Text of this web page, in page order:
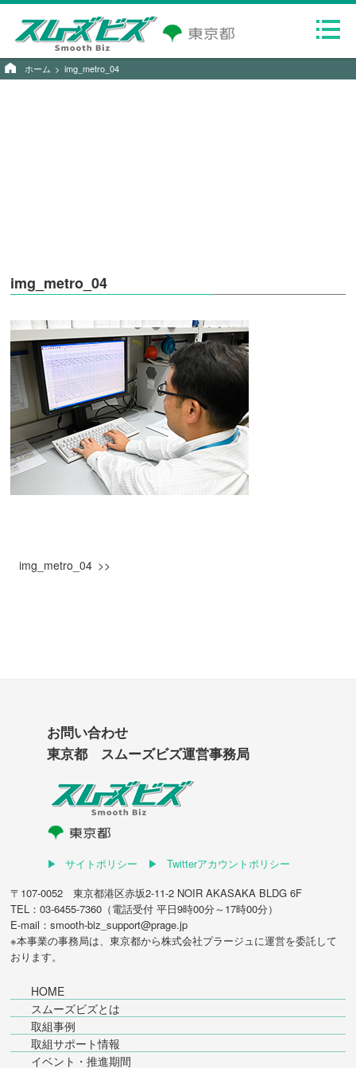
ホーム img_metro_04
img_metro_04
img_metro_04
お問い合わせ
東京都 スムーズビズ運営事務局
サイトポリシー
Twitterアカウントポリシー
〒107-0052 東京都港区赤坂2-11-2 NOIR AKASAKA BLDG 6F
TEL：03-6455-7360（電話受付 平日9時00分～17時00分）
E-mail：smooth-biz_support@prage.jp
※本事業の事務局は、東京都から株式会社プラージュに運営を委託して
おります。
HOME
スムーズビズとは
取組事例
取組サポート情報
イベント・推進期間